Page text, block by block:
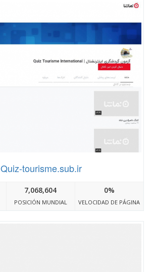
Quiz-tourisme.sub.ir
7,068,604
POSICIÓN MUNDIAL
0%
VELOCIDAD DE PÁGINA